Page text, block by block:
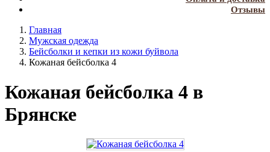
Отзывы
Главная
Мужская одежда
Бейсболки и кепки из кожи буйвола
Кожаная бейсболка 4
Кожаная бейсболка 4 в
Брянске